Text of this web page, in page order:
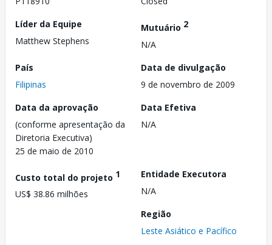
Líder da Equipe
Matthew Stephens
Mutuário 2
N/A
País
Filipinas
Data de divulgação
9 de novembro de 2009
Data da aprovação
(conforme apresentação da
Diretoria Executiva)
25 de maio de 2010
Data Efetiva
N/A
Custo total do projeto 1
US$ 38.86 milhões
Entidade Executora
N/A
Região
Leste Asiático e Pacífico